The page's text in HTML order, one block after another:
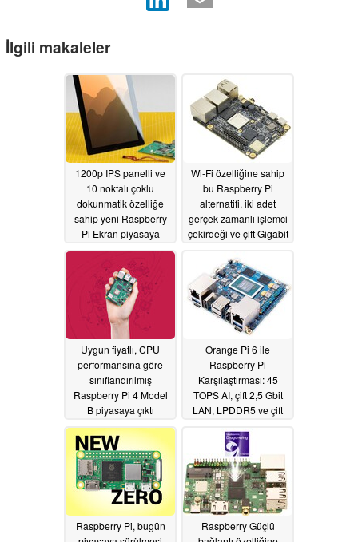
İlgili makaleler
1200p IPS panelli ve
10 noktalı çoklu
dokunmatik özelliğe
sahip yeni Raspberry
Pi Ekran piyasaya
sürüldü07/22/2026
Wi-Fi özelliğine sahip
bu Raspberry Pi
alternatifi, iki adet
gerçek zamanlı işlemci
çekirdeği ve çift Gigabit
sahiptir07/05/2026
Uygun fiyatlı, CPU
performansına göre
sınıflandırılmış
Raspberry Pi 4 Model
B piyasaya çıktı
06/28/2026
Orange Pi 6 ile
Raspberry Pi
Karşılaştırması: 45
TOPS AI, çift 2,5 Gbit
LAN, LPDDR5 ve çift
Raspberry Pi, bugün
Raspberry Güçlü